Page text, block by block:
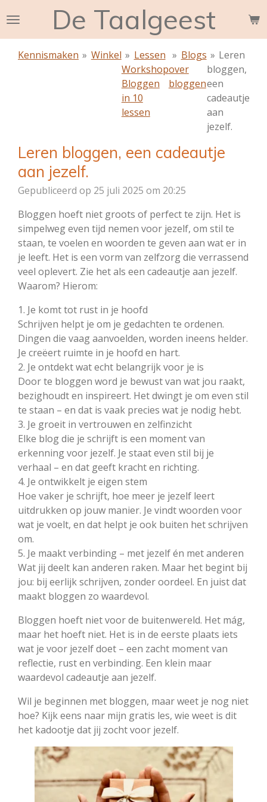
direct
naar
De Taalgeest
Kennismaken » Winkel » Lessen
Workshop
Bloggen
in 10
lessen
» Blogs
over
bloggen
» Leren
bloggen,
een
cadeautje
aan
jezelf.
Leren bloggen, een cadeautje
aan jezelf.
Gepubliceerd op 25 juli 2025 om 20:25
Bloggen hoeft niet groots of perfect te zijn. Het is
simpelweg even tijd nemen voor jezelf, om stil te
staan, te voelen en woorden te geven aan wat er in
je leeft. Het is een vorm van zelfzorg die verrassend
veel oplevert. Zie het als een cadeautje aan jezelf.
Waarom? Hierom:
1. Je komt tot rust in je hoofd
Schrijven helpt je om je gedachten te ordenen.
Dingen die vaag aanvoelden, worden ineens helder.
Je creëert ruimte in je hoofd en hart.
2. Je ontdekt wat echt belangrijk voor je is
Door te bloggen word je bewust van wat jou raakt,
bezighoudt en inspireert. Het dwingt je om even stil
te staan – en dat is vaak precies wat je nodig hebt.
3. Je groeit in vertrouwen en zelfinzicht
Elke blog die je schrijft is een moment van
erkenning voor jezelf. Je staat even stil bij je
verhaal – en dat geeft kracht en richting.
4. Je ontwikkelt je eigen stem
Hoe vaker je schrijft, hoe meer je jezelf leert
uitdrukken op jouw manier. Je vindt woorden voor
wat je voelt, en dat helpt je ook buiten het schrijven
om.
5. Je maakt verbinding – met jezelf én met anderen
Wat jij deelt kan anderen raken. Maar het begint bij
jou: bij eerlijk schrijven, zonder oordeel. En juist dat
maakt bloggen zo waardevol.
Bloggen hoeft niet voor de buitenwereld. Het mág,
maar het hoeft niet. Het is in de eerste plaats iets
wat je voor jezelf doet – een zacht moment van
reflectie, rust en verbinding. Een klein maar
waardevol cadeautje aan jezelf.
Wil je beginnen met bloggen, maar weet je nog niet
hoe? Kijk eens naar mijn gratis les, wie weet is dit
het kadootje dat jij zocht voor jezelf.